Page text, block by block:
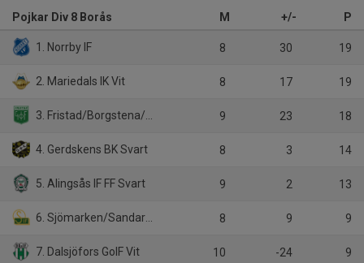
Pojkar Div 8 Borås M +/- P
1. Norrby IF 8 30 19
2. Mariedals IK Vit 8 17 19
3. Fristad/Borgstena/Sparsör 9 23 18
4. Gerdskens BK Svart 8 3 14
5. Alingsås IF FF Svart 9 2 13
6. Sjömarken/Sandared Grön 8 9 9
7. Dalsjöfors GoIF Vit 10 -24 9